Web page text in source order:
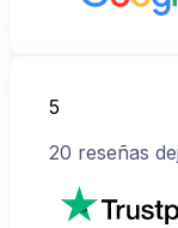
5
20 reseñas